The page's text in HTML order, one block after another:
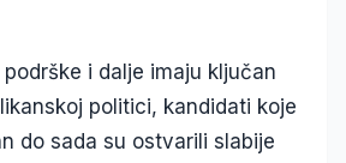
podrške i dalje imaju ključan
politici, kandidati koje
do sada su ostvarili slabije